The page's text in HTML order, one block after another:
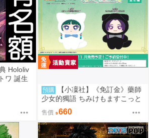
Hololiv
ワ 誕生
組 立牌
預購
【小凜社】《免訂金》藥師
少女的獨語 ちみけもますこっと
貓貓 壬氏 毛絨布偶玩偶娃娃吊飾
售價 660